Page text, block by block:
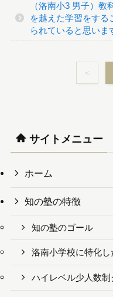
（洛南小3 男子）
を越えた学習をする
られていると思いま
<
サイトメニュー
ホーム
知の塾の特徴
知の塾のゴール
洛南小学校に特化
ハイレベル少人数制